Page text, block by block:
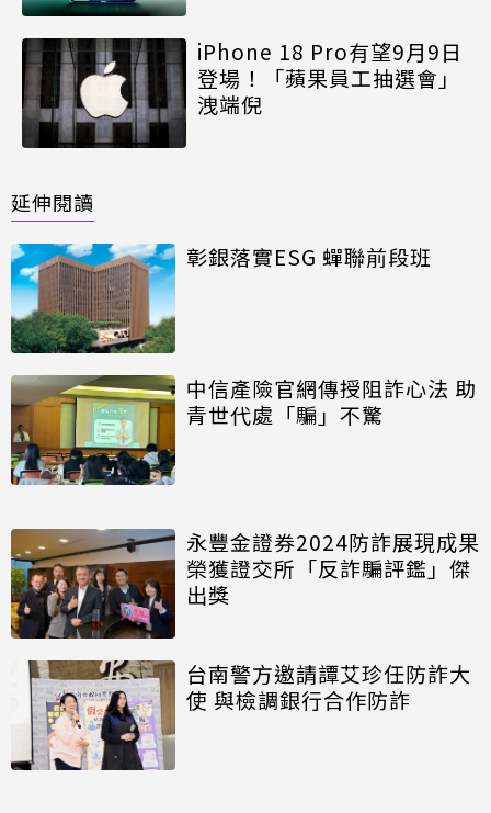
iPhone 18 Pro有望9月9日
登場！「蘋果員工抽選會」
洩端倪
延伸閱讀
彰銀落實ESG 蟬聯前段班
中信產險官網傳授阻詐心法 助
青世代處「騙」不驚
永豐金證券2024防詐展現成果
榮獲證交所「反詐騙評鑑」傑
出獎
台南警方邀請譚艾珍任防詐大
使 與檢調銀行合作防詐